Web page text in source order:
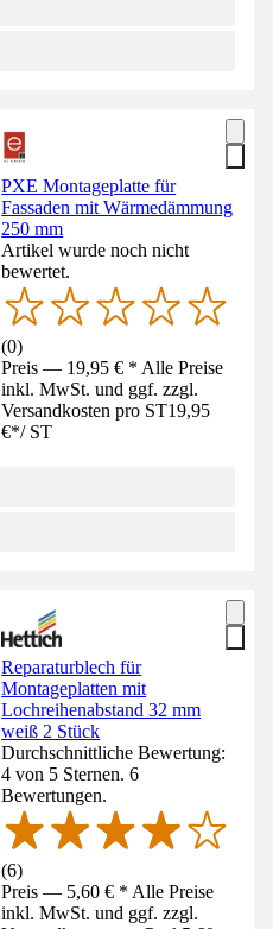
PXE Montageplatte für
Fassaden mit Wärmedämmung
250 mm
Artikel wurde noch nicht
bewertet.
(0)
Preis — 19,95 € * Alle Preise
inkl. MwSt. und ggf. zzgl.
Versandkosten pro ST19,95
€*/ ST
Reparaturblech für
Montageplatten mit
Lochreihenabstand 32 mm
weiß 2 Stück
Durchschnittliche Bewertung:
4 von 5 Sternen. 6
Bewertungen.
(6)
Preis — 5,60 € * Alle Preise
inkl. MwSt. und ggf. zzgl.